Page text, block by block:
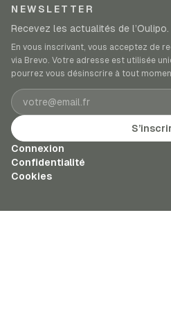
NEWSLETTER
Recevez les actualités de l’Oulipo.
En vous inscrivant, vous acceptez de
via Brevo. Votre adresse est utilisée
pourrez vous désinscrire à tout
Adresse e-mail
Connexion
Confidentialité
Cookies